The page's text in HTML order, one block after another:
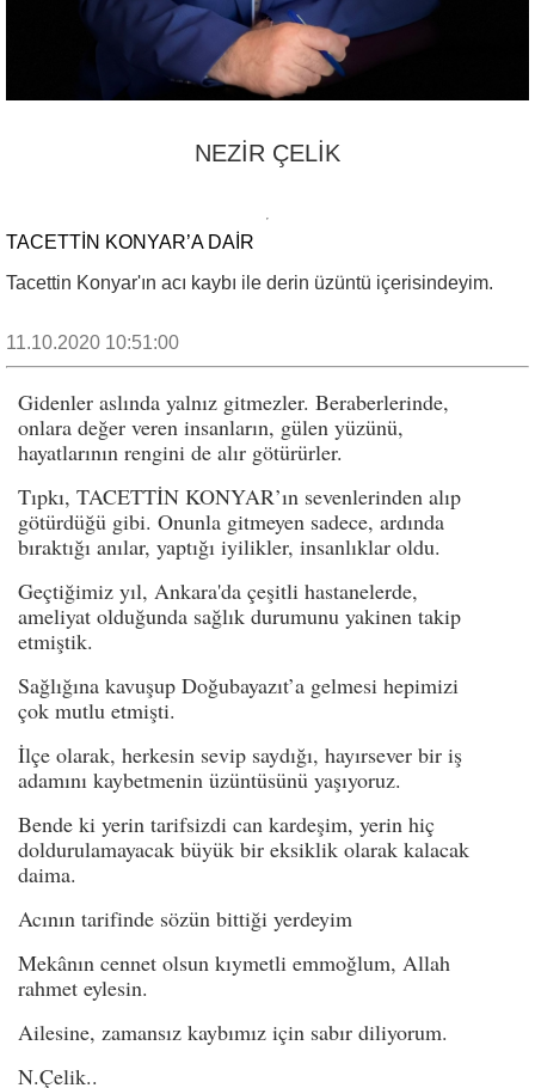
NEZİR ÇELİK
TACETTİN KONYAR’A DAİR
Tacettin Konyar'ın acı kaybı ile derin üzüntü içerisindeyim.
11.10.2020 10:51:00
Gidenler aslında yalnız gitmezler. Beraberlerinde,
onlara değer veren insanların, gülen yüzünü,
hayatlarının rengini de alır götürürler.
Tıpkı, TACETTİN KONYAR’ın sevenlerinden alıp
götürdüğü gibi. Onunla gitmeyen sadece, ardında
bıraktığı anılar, yaptığı iyilikler, insanlıklar oldu.
Geçtiğimiz yıl, Ankara'da çeşitli hastanelerde,
ameliyat olduğunda sağlık durumunu yakinen takip
etmiştik.
Sağlığına kavuşup Doğubayazıt’a gelmesi hepimizi
çok mutlu etmişti.
İlçe olarak, herkesin sevip saydığı, hayırsever bir iş
adamını kaybetmenin üzüntüsünü yaşıyoruz.
Bende ki yerin tarifsizdi can kardeşim, yerin hiç
doldurulamayacak büyük bir eksiklik olarak kalacak
daima.
Acının tarifinde sözün bittiği yerdeyim
Mekânın cennet olsun kıymetli emmoğlum, Allah
rahmet eylesin.
Ailesine, zamansız kaybımız için sabır diliyorum.
N.Çelik..